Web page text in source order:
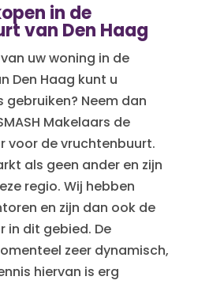
in de
van Den Haag
uw woning in de
Den Haag kunt u
gebruiken? Neem dan
Makelaars de
voor de vruchtenbuurt.
als geen ander en zijn
regio. Wij hebben
en zijn dan ook de
in dit gebied. De
zeer dynamisch,
hiervan is erg